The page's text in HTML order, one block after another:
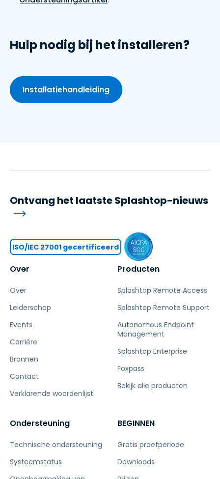
Hulp nodig bij het installeren?
Installatiehandleiding
Over
Over
Leiderschap
Events
Carrière
Bronnen
Contact
Verklarende woordenlijst
Producten
Splashtop Remote Access
Splashtop Remote Support
Autonomous Endpoint
Management
Splashtop Enterprise
Foxpass
Bekijk alle producten
Ondersteuning
Technische ondersteuning
Systeemstatus
BEGINNEN
Gratis proefperiode
Downloads
Ontvang het laatste Splashtop-nieuws
ISO/IEC 27001 gecertificeerd